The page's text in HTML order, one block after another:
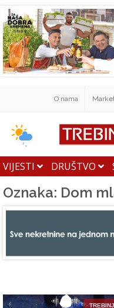
O nama
VIJESTI DRUŠTVO
Oznaka: Dom